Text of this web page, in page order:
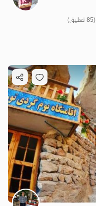
(85 تعليق)